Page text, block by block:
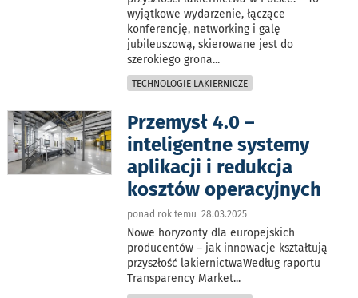
wyjątkowe wydarzenie, łączące
konferencję, networking i galę
jubileuszową, skierowane jest do
szerokiego grona...
TECHNOLOGIE LAKIERNICZE
Przemysł 4.0 –
inteligentne systemy
aplikacji i redukcja
kosztów operacyjnych
ponad rok temu 28.03.2025
Nowe horyzonty dla europejskich
producentów – jak innowacje kształtują
przyszłość lakiernictwaWedług raportu
Transparency Market...